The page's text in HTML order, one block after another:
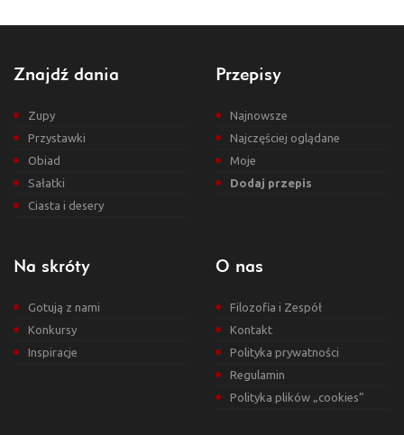
Znajdź dania
Zupy
Przystawki
Obiad
Sałatki
Ciasta i desery
Przepisy
Najnowsze
Najczęściej oglądane
Moje
Dodaj przepis
Na skróty
Gotują z nami
Konkursy
Inspiracje
O nas
Filozofia i Zespół
Kontakt
Polityka prywatności
Regulamin
Polityka plików „cookies”